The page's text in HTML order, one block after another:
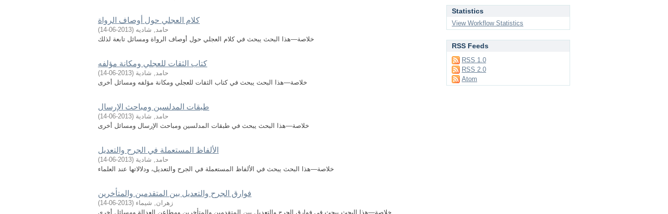
كلام العجلي حول أوصاف الرواة
حامد, شاديه (
2013-06-14
)
خلاصة—هذا البحث يبحث في كلام العجلي حول أوصاف الرواة ومسائل تابعة لذلك
كتاب الثقات للعجلي ومكانة مؤلفه
حامد, شادية (
2013-06-14
)
خلاصة—هذا البحث يبحث في كتاب الثقات للعجلي ومكانة مؤلفه ومسائل أخرى
طبقات المدلسين ومباحث الإرسال
حامد, شادية (
2013-06-14
)
خلاصة—هذا البحث يبحث في طبقات المدلسين ومباحث الإرسال ومسائل أخرى
الألفاظ المستعملة في الجرح والتعديل
حامد, شادية (
2013-06-14
)
خلاصة—هذا البحث يبحث في الألفاظ المستعملة في الجرح والتعديل، ودلالاتها عند العلماء
فوارق الجرح والتعديل بين المتقدمين والمتأخرين
زهران, شيماء (
2013-06-14
)
خلاصة—هذا البحث يبحث في فوارق الجرح والتعديل بين المتقدمين والمتأخرين ومطاعن العدالة ومسائل أخرى
Statistics
View Workflow Statistics
RSS Feeds
RSS 1.0
RSS 2.0
Atom